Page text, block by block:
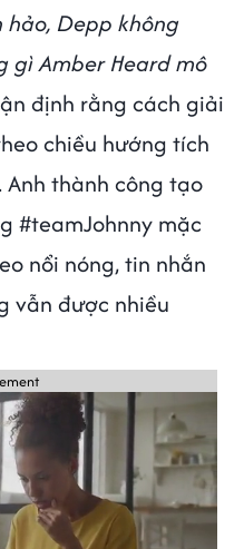
Depp không
gì Amber Heard mô
định rằng cách giải
chiều hướng tích
thành công tạo
#teamJohnny mặc
nổi nóng, tin nhắn
vẫn được nhiều